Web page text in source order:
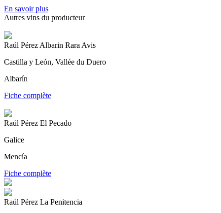
En savoir plus
Autres vins du producteur
Raúl Pérez Albarin Rara Avis
Castilla y León, Vallée du Duero
Albarín
Fiche complète
Raúl Pérez El Pecado
Galice
Mencía
Fiche complète
Raúl Pérez La Penitencia